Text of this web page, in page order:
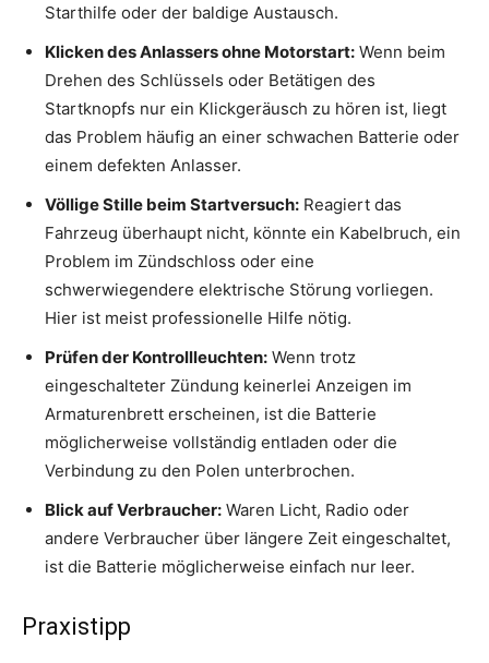
Starthilfe oder der baldige Austausch.
Klicken des Anlassers ohne Motorstart: Wenn beim
Drehen des Schlüssels oder Betätigen des
Startknopfs nur ein Klickgeräusch zu hören ist, liegt
das Problem häufig an einer schwachen Batterie oder
einem defekten Anlasser.
Völlige Stille beim Startversuch: Reagiert das
Fahrzeug überhaupt nicht, könnte ein Kabelbruch, ein
Problem im Zündschloss oder eine
schwerwiegendere elektrische Störung vorliegen.
Hier ist meist professionelle Hilfe nötig.
Prüfen der Kontrollleuchten: Wenn trotz
eingeschalteter Zündung keinerlei Anzeigen im
Armaturenbrett erscheinen, ist die Batterie
möglicherweise vollständig entladen oder die
Verbindung zu den Polen unterbrochen.
Blick auf Verbraucher: Waren Licht, Radio oder
andere Verbraucher über längere Zeit eingeschaltet,
ist die Batterie möglicherweise einfach nur leer.
Praxistipp